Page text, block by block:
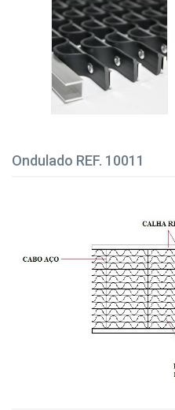
Ondulado REF. 10011